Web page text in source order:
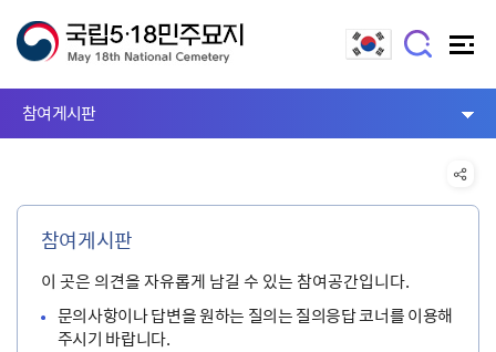
참여게시판
참여게시판
이 곳은 의견을 자유롭게 남길 수 있는 참여공간입니다.
문의사항이나 답변을 원하는 질의는 질의응답 코너를 이용해
주시기 바랍니다.